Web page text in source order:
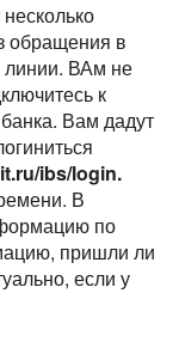
обращения в
линии. ВАм не
к
Вам дадут
ibs/login.
В
по
пришли ли
если у